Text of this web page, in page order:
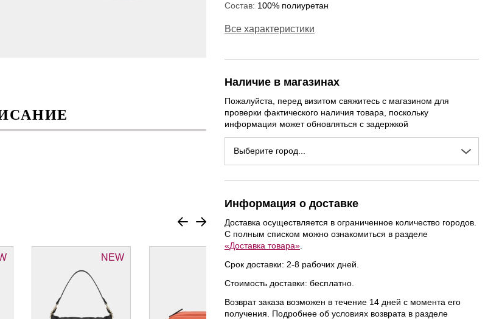
NEW
Состав: 100% полиуретан
Все характеристики
Наличие в магазинах
Пожалуйста, перед визитом свяжитесь с магазином для
проверки фактического наличия товара, поскольку
информация может обновляться с задержкой
Выберите город...
Информация о доставке
Доставка осуществляется в ограниченное количество городов.
С полным списком можно ознакомиться в разделе
«Доставка товара»
Срок доставки: 2-8 рабочих дней.
Стоимость доставки: бесплатно.
Возврат заказа возможен в течение 14 дней с момента его
получения. Подробнее об условиях возврата в разделе